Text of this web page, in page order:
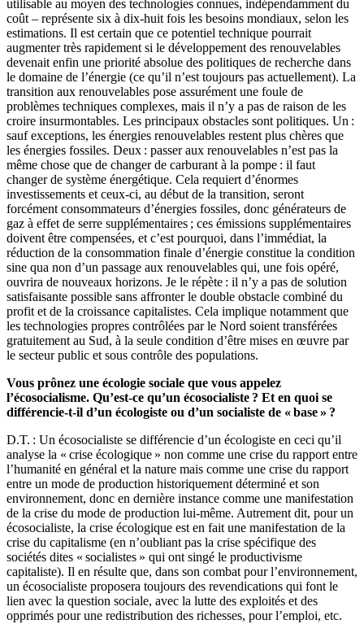
utilisable au moyen des technologies connues, indépendamment du
coût – représente six à dix-huit fois les besoins mondiaux, selon les
estimations. Il est certain que ce potentiel technique pourrait
augmenter très rapidement si le développement des renouvelables
devenait enfin une priorité absolue des politiques de recherche dans
le domaine de l’énergie (ce qu’il n’est toujours pas actuellement). La
transition aux renouvelables pose assurément une foule de
problèmes techniques complexes, mais il n’y a pas de raison de les
croire insurmontables. Les principaux obstacles sont politiques. Un :
sauf exceptions, les énergies renouvelables restent plus chères que
les énergies fossiles. Deux : passer aux renouvelables n’est pas la
même chose que de changer de carburant à la pompe : il faut
changer de système énergétique. Cela requiert d’énormes
investissements et ceux-ci, au début de la transition, seront
forcément consommateurs d’énergies fossiles, donc générateurs de
gaz à effet de serre supplémentaires ; ces émissions supplémentaires
doivent être compensées, et c’est pourquoi, dans l’immédiat, la
réduction de la consommation finale d’énergie constitue la condition
sine qua non d’un passage aux renouvelables qui, une fois opéré,
ouvrira de nouveaux horizons. Je le répète : il n’y a pas de solution
satisfaisante possible sans affronter le double obstacle combiné du
profit et de la croissance capitalistes. Cela implique notamment que
les technologies propres contrôlées par le Nord soient transférées
gratuitement au Sud, à la seule condition d’être mises en œuvre par
le secteur public et sous contrôle des populations.
Vous prônez une écologie sociale que vous appelez
l’écosocialisme. Qu’est-ce qu’un écosocialiste ? Et en quoi se
différencie-t-il d’un écologiste ou d’un socialiste de « base » ?
D.T. : Un écosocialiste se différencie d’un écologiste en ceci qu’il
analyse la « crise écologique » non comme une crise du rapport entre
l’humanité en général et la nature mais comme une crise du rapport
entre un mode de production historiquement déterminé et son
environnement, donc en dernière instance comme une manifestation
de la crise du mode de production lui-même. Autrement dit, pour un
écosocialiste, la crise écologique est en fait une manifestation de la
crise du capitalisme (en n’oubliant pas la crise spécifique des
sociétés dites « socialistes » qui ont singé le productivisme
capitaliste). Il en résulte que, dans son combat pour l’environnement,
un écosocialiste proposera toujours des revendications qui font le
lien avec la question sociale, avec la lutte des exploités et des
opprimés pour une redistribution des richesses, pour l’emploi, etc.